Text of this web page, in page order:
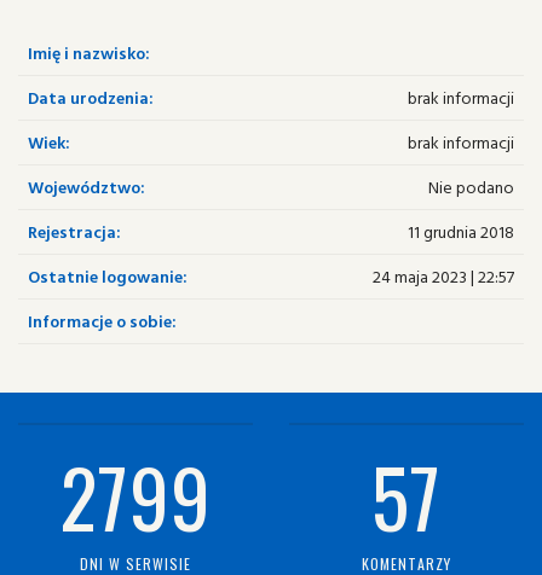
Imię i nazwisko:
Data urodzenia:
brak informacji
Wiek:
brak informacji
Województwo:
Nie podano
Rejestracja:
11 grudnia 2018
Ostatnie logowanie:
24 maja 2023 | 22:57
Informacje o sobie:
2799
DNI W SERWISIE
57
KOMENTARZY